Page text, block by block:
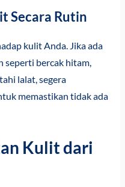
Secara Rutin
kulit Anda. Jika ada
seperti bercak hitam,
lalat, segera
memastikan tidak ada
Kulit dari